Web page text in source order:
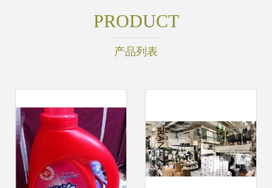
PRODUCT
产品列表